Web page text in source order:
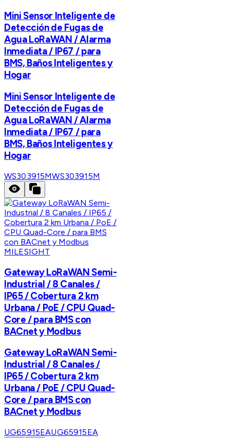
Mini Sensor Inteligente de
Detección de Fugas de
Agua LoRaWAN / Alarma
Inmediata / IP67 / para
BMS, Baños Inteligentes y
Hogar
Mini Sensor Inteligente de
Detección de Fugas de
Agua LoRaWAN / Alarma
Inmediata / IP67 / para
BMS, Baños Inteligentes y
Hogar
WS303915MWS303915M
MILESIGHT
Gateway LoRaWAN Semi-
Industrial / 8 Canales /
IP65 / Cobertura 2 km
Urbana / PoE / CPU Quad-
Core / para BMS con
BACnet y Modbus
Gateway LoRaWAN Semi-
Industrial / 8 Canales /
IP65 / Cobertura 2 km
Urbana / PoE / CPU Quad-
Core / para BMS con
BACnet y Modbus
UG65915EAUG65915EA